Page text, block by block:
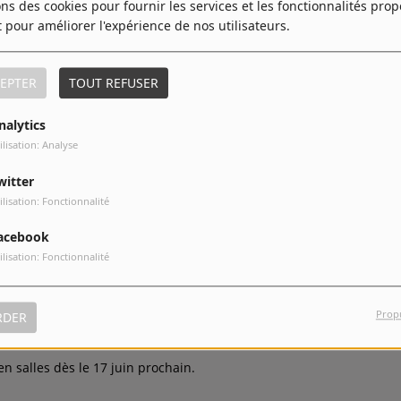
des cookies pour fournir les services et les fonctionnalités
pour améliorer l'expérience de nos utilisateurs.
TOUT REFUSER
Analyse
Fonctionnalité
Fonctionnalité
étrange et profondément humain.
de figures en errance et de récits fragmentés.
où le réel semble constamment se dérober.
salles dès le 17 juin prochain.